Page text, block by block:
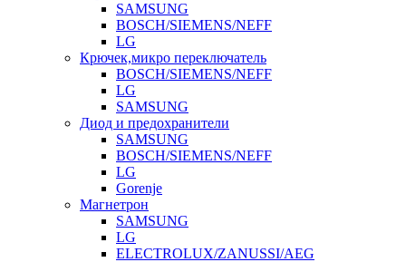
SAMSUNG
BOSCH/SIEMENS/NEFF
LG
Крючек,микро переключатель
BOSCH/SIEMENS/NEFF
LG
SAMSUNG
Диод и предохранители
SAMSUNG
BOSCH/SIEMENS/NEFF
LG
Gorenje
Магнетрон
SAMSUNG
LG
ELECTROLUX/ZANUSSI/AEG